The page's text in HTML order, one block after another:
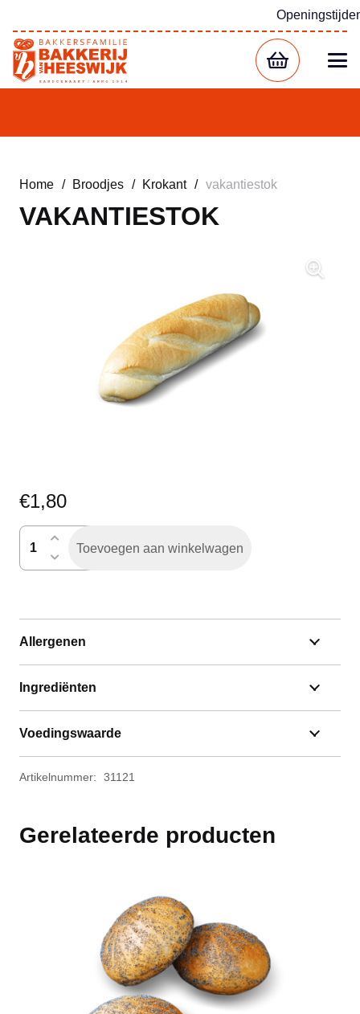
Home / Broodjes / Krokant / vakantiestok
VAKANTIESTOK
€1,80
vakantiestok
aantal
Toevoegen aan winkelwagen
Allergenen
Ingrediënten
Voedingswaarde
Artikelnummer: 31121
Gerelateerde producten